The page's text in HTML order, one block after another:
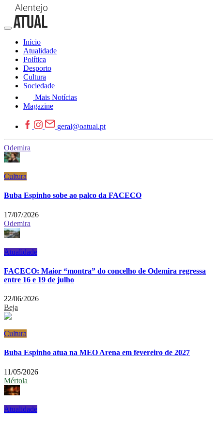
Início
Atualidade
Política
Desporto
Cultura
Sociedade
Mais Notícias
Magazine
geral@oatual.pt
Odemira
Cultura
Buba Espinho sobe ao palco da FACECO
17/07/2026
Odemira
Atualidade
FACECO: Maior “montra” do concelho de Odemira regressa
entre 16 e 19 de julho
22/06/2026
Beja
Cultura
Buba Espinho atua na MEO Arena em fevereiro de 2027
11/05/2026
Mértola
Atualidade